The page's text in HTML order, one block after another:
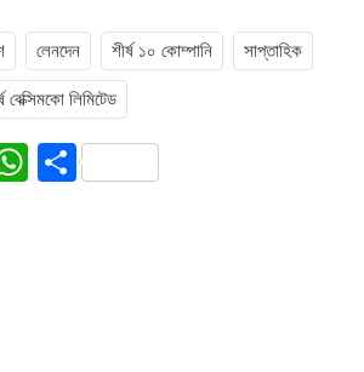
লেনদেন শীর্ষ ১০ কোম্পানি সাপ্তাহিক
বেক্সিমকো লিমিটেড
WhatsApp
Share